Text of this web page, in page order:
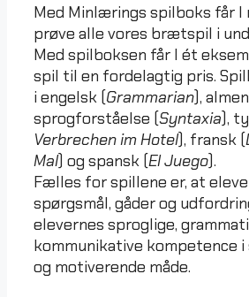
Med Minlærings spilboks får I
prøve alle vores brætspil i
Med spilboksen får I ét
spil til en fordelagtig pris.
i engelsk (Grammarian), almen
sprogforståelse (Syntaxia),
Verbrechen im Hotel), fransk (
Mal) og spansk (El Juego).
Fælles for spillene er, at
spørgsmål, gåder og
elevernes sproglige,
kommunikative kompetence i
og motiverende måde.